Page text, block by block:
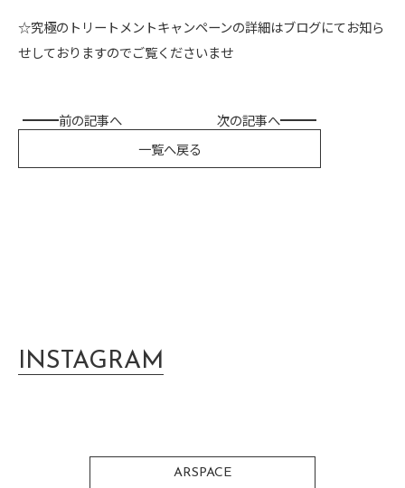
☆究極のトリートメントキャンペーンの詳細はブログにてお知ら
せしておりますのでご覧くださいませ
前の記事へ
一覧へ戻る
次の記事へ
INSTAGRAM
ARSPACE